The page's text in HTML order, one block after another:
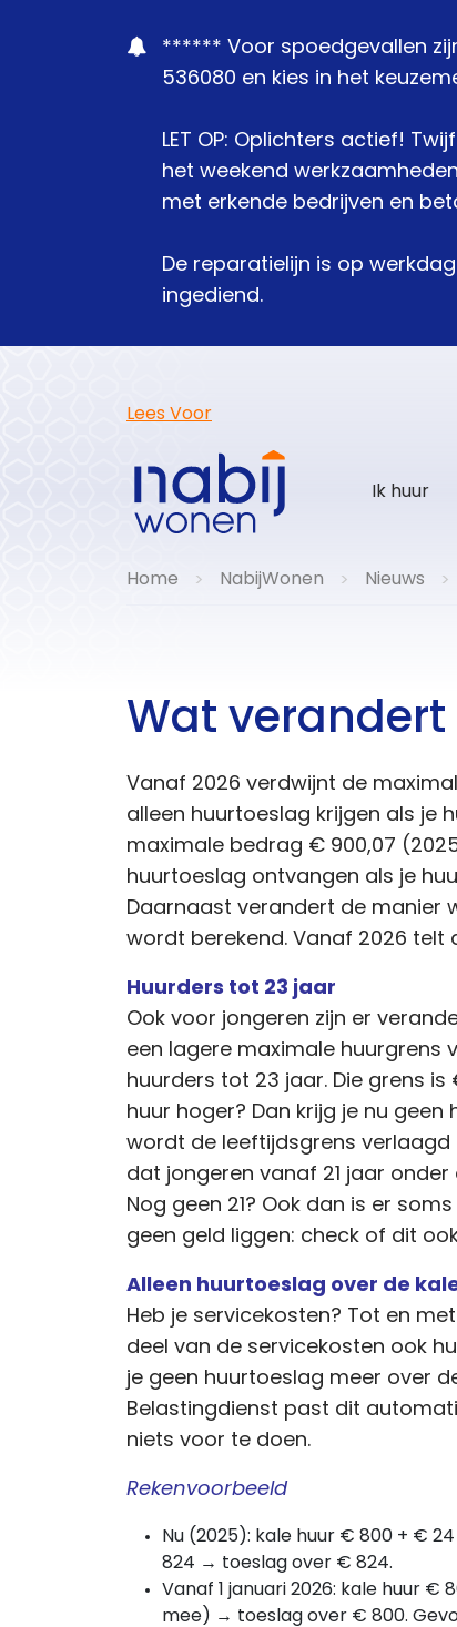
****** Voor spoedgevallen
536080 en kies in het
LET OP: Oplichters actief!
het weekend
met erkende bedrijven en
De reparatielijn is op
ingediend.
Lees Voor
Ik huur
Home > NabijWonen > Nieuws >
Wat verandert
Vanaf 2026 verdwijnt de
alleen huurtoeslag krijgen als je
maximale bedrag € 900,07
huurtoeslag ontvangen als je
Daarnaast verandert de manier
wordt berekend. Vanaf 2026 telt
Huurders tot 23 jaar
Ook voor jongeren zijn er
een lagere maximale huurgrens
huurders tot 23 jaar. Die grens is
huur hoger? Dan krijg je nu geen
wordt de leeftijdsgrens verlaagd
dat jongeren vanaf 21 jaar
Nog geen 21? Ook dan is er
geen geld liggen: check of dit
Alleen huurtoeslag over de
Heb je servicekosten? Tot en
deel van de servicekosten ook
je geen huurtoeslag meer over
Belastingdienst past dit
niets voor te doen.
Rekenvoorbeeld
Nu (2025): kale huur € 800 + €
824 → toeslag over € 824.
Vanaf 1 januari 2026: kale huur
mee) → toeslag over € 800.